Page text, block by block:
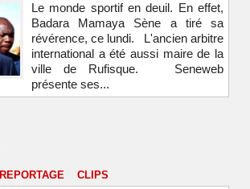
Le monde sportif en deuil. En effet,
Badara Mamaya Sène a tiré sa
révérence, ce lundi. L'ancien arbitre
international a été aussi maire de la
ville de Rufisque. Seneweb
présente ses...
REPORTAGE CLIPS